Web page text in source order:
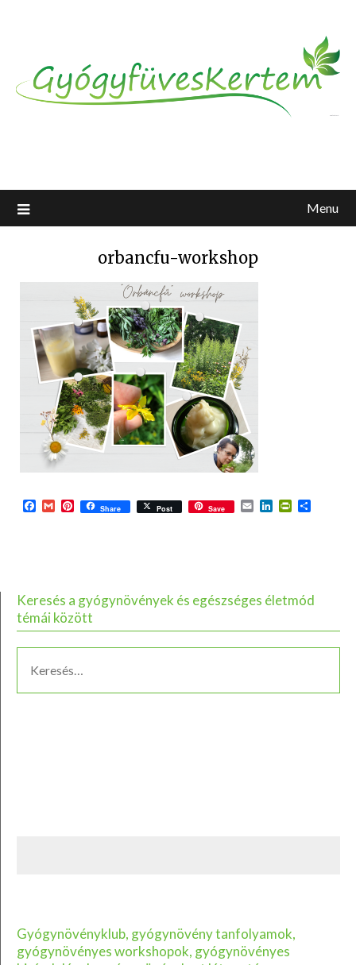
Menu
orbancfu-workshop
Facebook
GmailPinterest
Share Post Save EmailLinkedIn
Keresés a gyógynövények és egészséges életmód
témái között
Gyógynövényklub, gyógynövény tanfolyamok,
gyógynövényes workshopok, gyógynövényes